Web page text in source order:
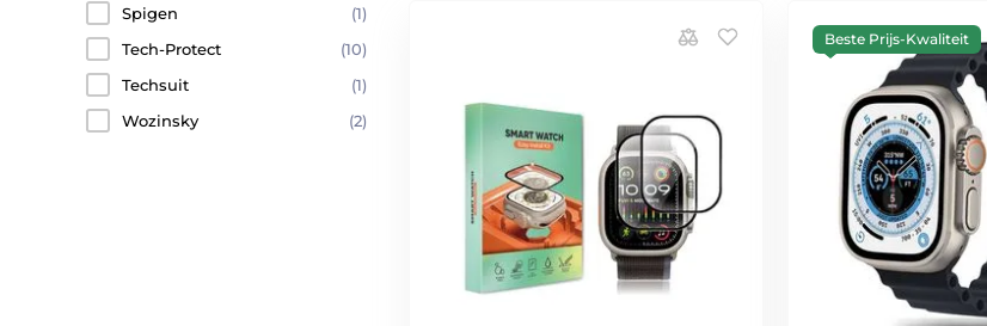
Spigen
(1)
Tech-Protect
(10)
Techsuit
(1)
Wozinsky
(2)
Beste Prijs-Kwaliteit